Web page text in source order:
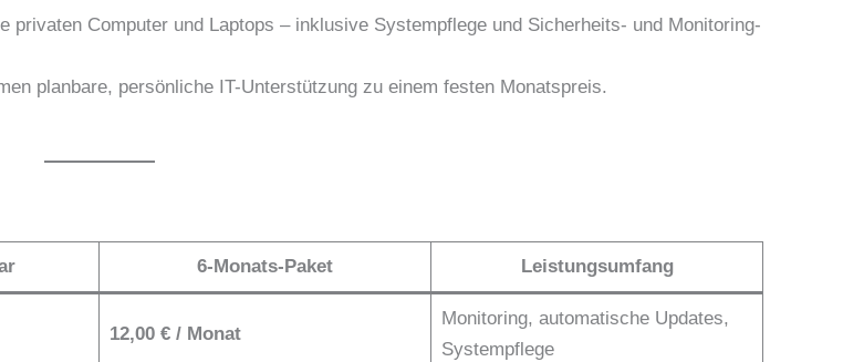
privaten Computer und Laptops – inklusive Systempflege und Sicherheits- und Monitoring-
planbare, persönliche IT-Unterstützung zu einem festen Monatspreis.
6-Monats-Paket Leistungsumfang
12,00 € / Monat
Monitoring, automatische Updates,
Systempflege